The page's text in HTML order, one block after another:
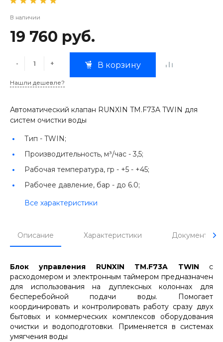
В наличии
19 760 руб.
- + В корзину
Нашли дешевле?
Автоматический клапан RUNXIN TM.F73A TWIN для
систем очистки воды
Тип - TWIN;
Производительность, м³/час - 3,5;
Рабочая температура, гр - +5 - +45;
Рабочее давление, бар - до 6.0;
Все характеристики
Описание Характеристики Документы
Блок управления RUNXIN TM.F73A TWIN с
расходомером и электронным таймером предназначен
для использования на дуплексных колоннах для
бесперебойной подачи воды. Помогает
координировать и контролировать работу сразу двух
бытовых и коммерческих комплексов оборудования
очистки и водоподготовки. Применяется в системах
умягчения воды